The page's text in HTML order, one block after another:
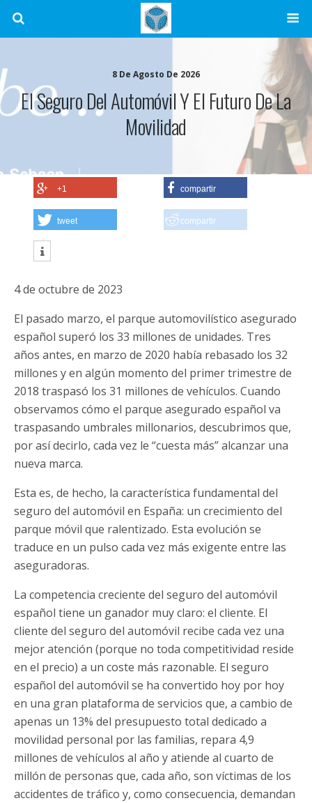
8 De Agosto De 2026
El Seguro Del Automóvil Y El Futuro De La
Movilidad
+1 compartir
tweet compartir
4 de octubre de 2023
El pasado marzo, el parque automovilístico asegurado
español superó los 33 millones de unidades. Tres
años antes, en marzo de 2020 había rebasado los 32
millones y en algún momento del primer trimestre de
2018 traspasó los 31 millones de vehículos. Cuando
observamos cómo el parque asegurado español va
traspasando umbrales millonarios, descubrimos que,
por así decirlo, cada vez le “cuesta más” alcanzar una
nueva marca.
Esta es, de hecho, la característica fundamental del
seguro del automóvil en España: un crecimiento del
parque móvil que ralentizado. Esta evolución se
traduce en un pulso cada vez más exigente entre las
aseguradoras.
La competencia creciente del seguro del automóvil
español tiene un ganador muy claro: el cliente. El
cliente del seguro del automóvil recibe cada vez una
mejor atención (porque no toda competitividad reside
en el precio) a un coste más razonable. El seguro
español del automóvil se ha convertido hoy por hoy
en una gran plataforma de servicios que, a cambio de
apenas un 13% del presupuesto total dedicado a
movilidad personal por las familias, repara 4,9
millones de vehículos al año y atiende al cuarto de
millón de personas que, cada año, son víctimas de los
accidentes de tráfico y, como consecuencia, demandan